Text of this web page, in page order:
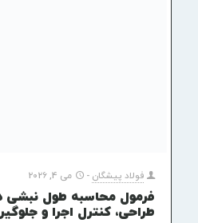
فولاد پیشگان - می 4, 2026
فرمول محاسبه طول نبشی
طراحی، کنترل اجرا و